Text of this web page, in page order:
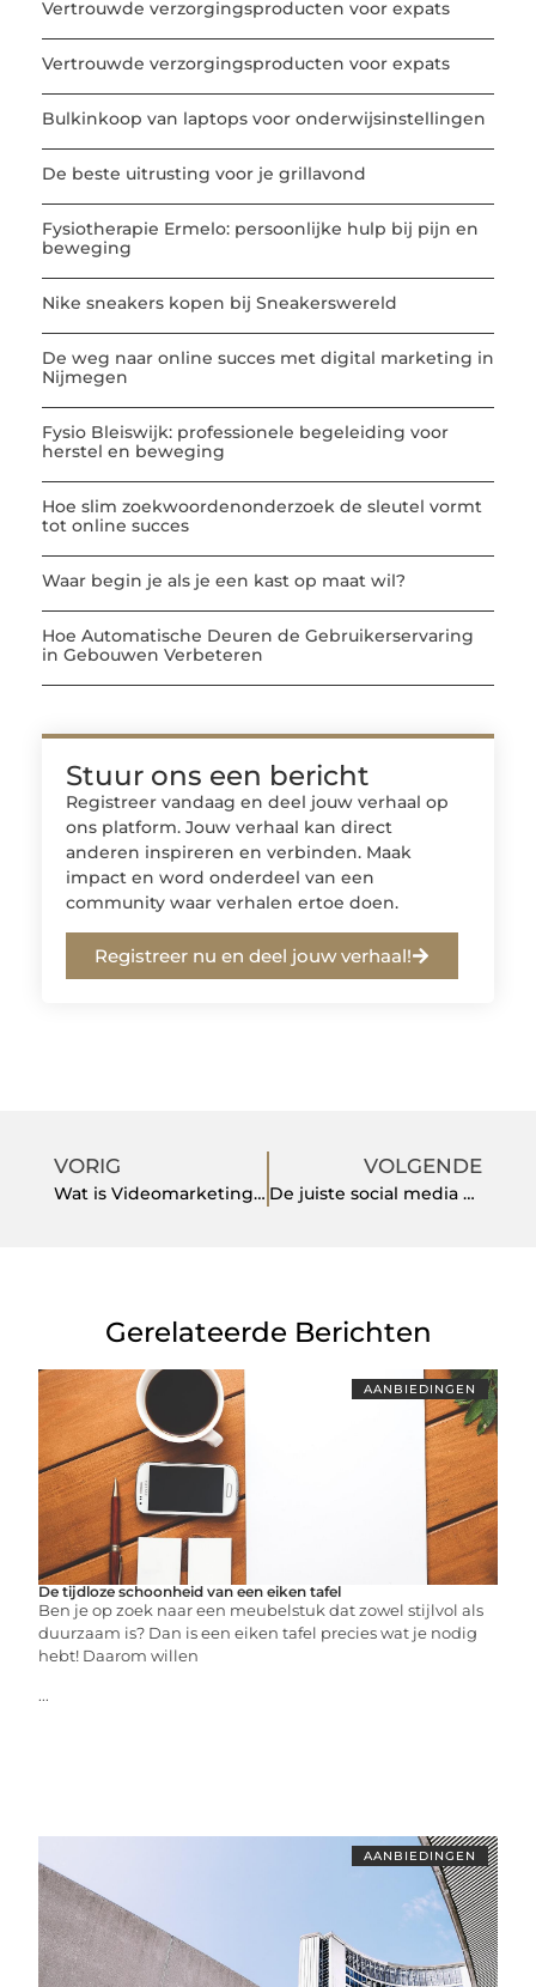
Vertrouwde verzorgingsproducten voor expats
Vertrouwde verzorgingsproducten voor expats
Bulkinkoop van laptops voor onderwijsinstellingen
De beste uitrusting voor je grillavond
Fysiotherapie Ermelo: persoonlijke hulp bij pijn en
beweging
Nike sneakers kopen bij Sneakerswereld
De weg naar online succes met digital marketing in
Nijmegen
Fysio Bleiswijk: professionele begeleiding voor
herstel en beweging
Hoe slim zoekwoordenonderzoek de sleutel vormt
tot online succes
Waar begin je als je een kast op maat wil?
Hoe Automatische Deuren de Gebruikerservaring
in Gebouwen Verbeteren
Stuur ons een bericht
Registreer vandaag en deel jouw verhaal op
ons platform. Jouw verhaal kan direct
anderen inspireren en verbinden. Maak
impact en word onderdeel van een
community waar verhalen ertoe doen.
Registreer nu en deel jouw verhaal!
VORIG
Wat is Videomarketing en waarom moet je het inzetten?
VOLGENDE
De juiste social media kanalen kiezen voor jouw merk
Gerelateerde Berichten
AANBIEDINGEN
De tijdloze schoonheid van een eiken tafel
Ben je op zoek naar een meubelstuk dat zowel stijlvol als
duurzaam is? Dan is een eiken tafel precies wat je nodig
hebt! Daarom willen
...
AANBIEDINGEN